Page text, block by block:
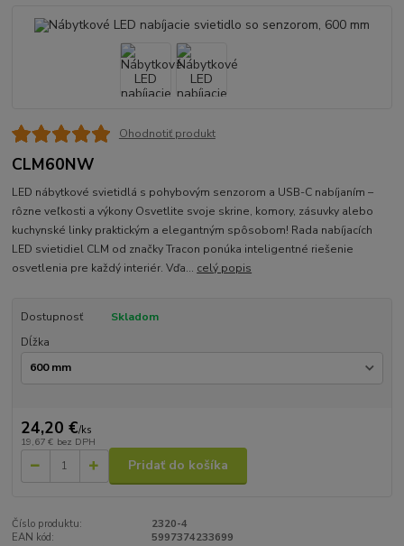
Ohodnotiť produkt
CLM60NW
LED nábytkové svietidlá s pohybovým senzorom a USB-C nabíjaním –
rôzne veľkosti a výkony Osvetlite svoje skrine, komory, zásuvky alebo
kuchynské linky praktickým a elegantným spôsobom! Rada nabíjacích
LED svietidiel CLM od značky Tracon ponúka inteligentné riešenie
osvetlenia pre každý interiér. Vďa... celý popis
Dostupnosť
Skladom
Dĺžka
24,20 €/ks
19,67 € bez DPH
Pridať do košíka
Číslo produktu:
2320-4
EAN kód:
5997374233699